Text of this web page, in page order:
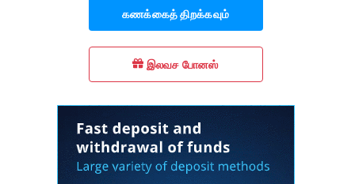
கணக்கைத் திறக்கவும்
இலவச போனஸ்